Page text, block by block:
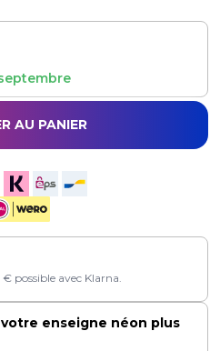
AU PANIER
€ possible avec Klarna.
enseigne néon plus